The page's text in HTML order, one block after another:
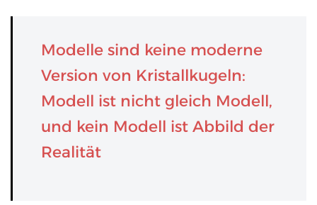
Modelle sind keine moderne
Version von Kristallkugeln:
Modell ist nicht gleich Modell,
und kein Modell ist Abbild der
Realität